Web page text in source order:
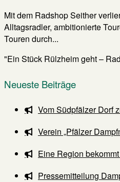
Mit dem Radshop Seither
Alltagsradler, ambitionierte
Touren durch...
"Ein Stück Rülzheim geht –
Neueste Beiträge
Vom Südpfälzer Dorf
Verein „Pfälzer
Eine Region
Pressemitteilung